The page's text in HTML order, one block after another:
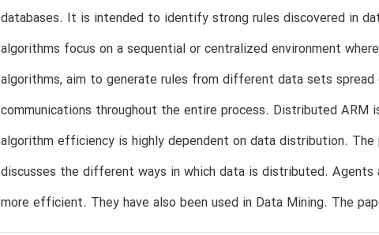
databases. It is intended to identify strong rules discovered in
algorithms focus on a sequential or centralized environment
algorithms, aim to generate rules from different data sets
communications throughout the entire process. Distributed
algorithm efficiency is highly dependent on data distribution.
discusses the different ways in which data is distributed.
more efficient. They have also been used in Data Mining. The